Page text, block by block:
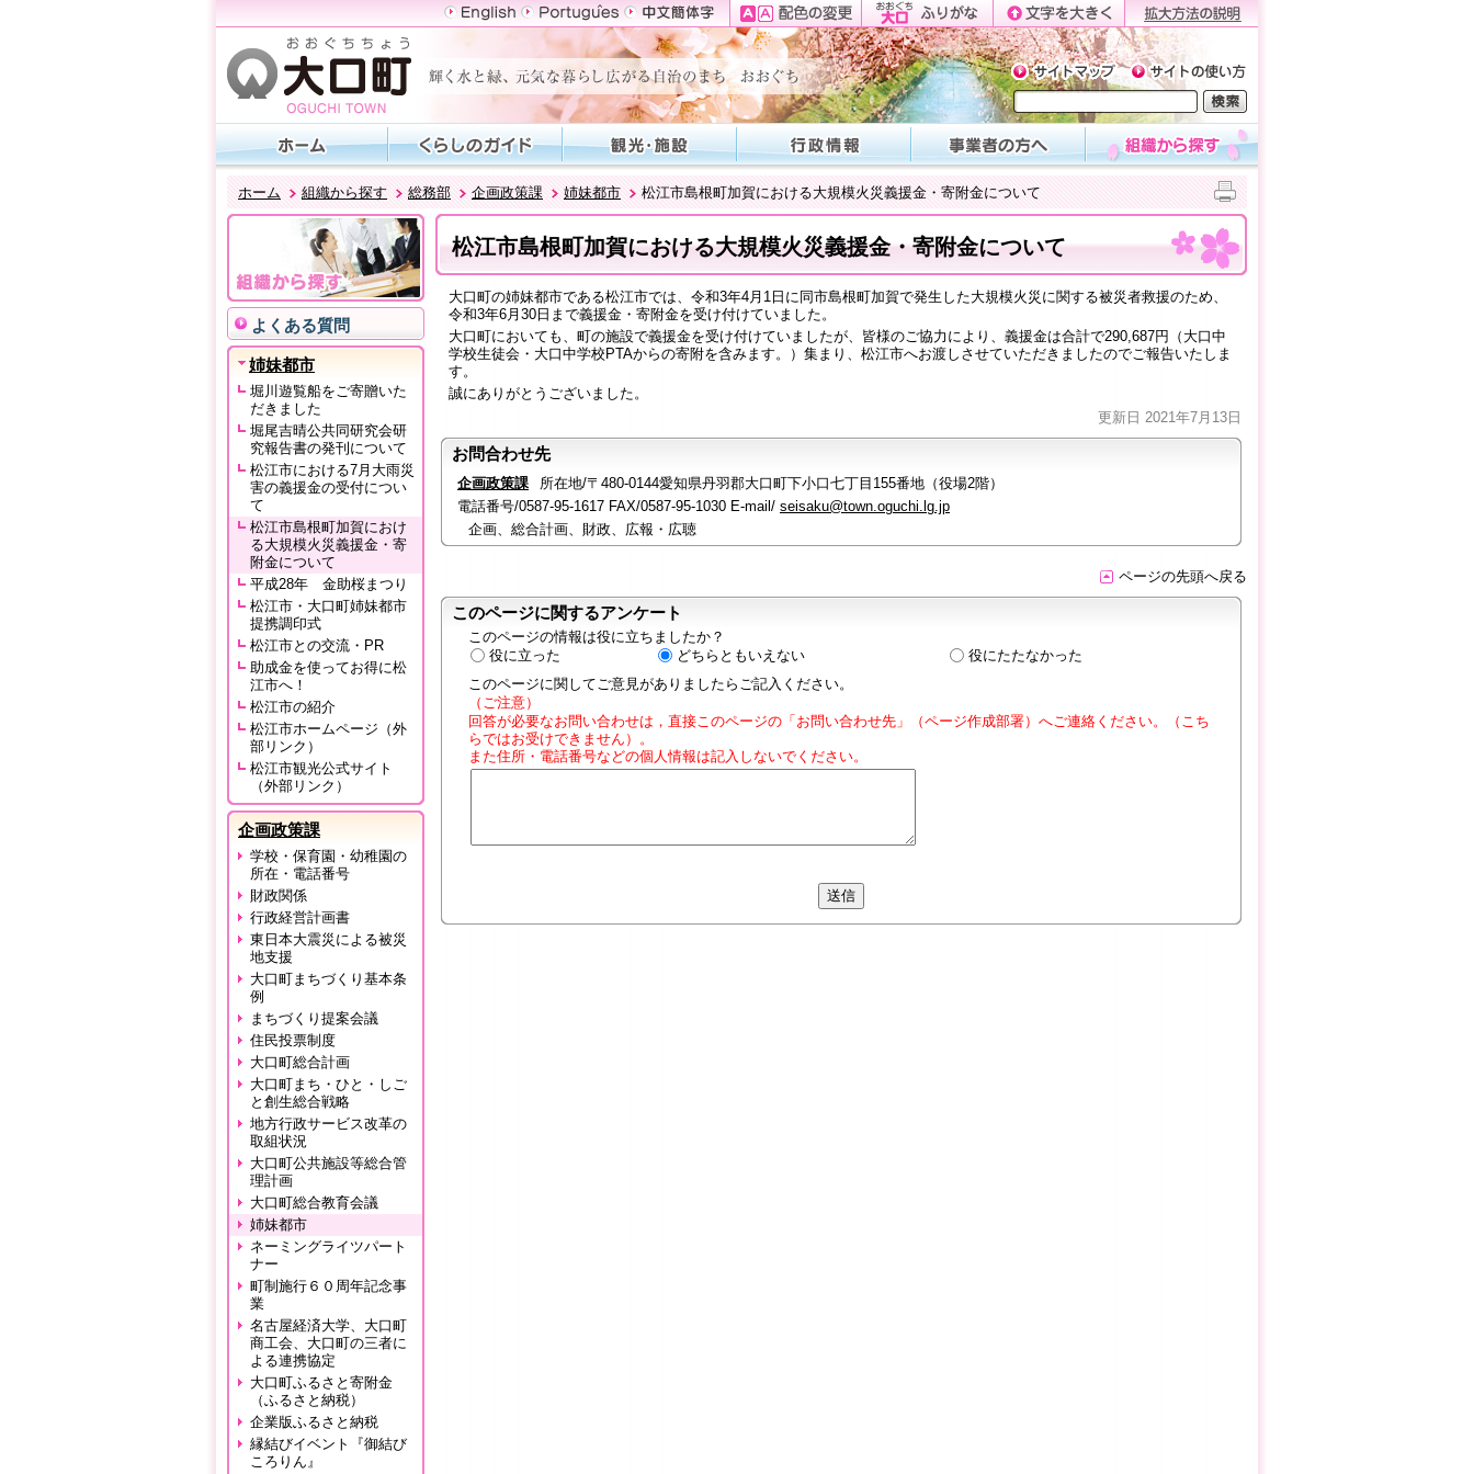
ホーム 組織から探す 総務部 企画政策課 姉妹都市 松江市島根町加賀における大規模火災義援金・寄附金について
よくある質問
姉妹都市
堀川遊覧船をご寄贈いた
だきました
堀尾吉晴公共同研究会研
究報告書の発刊について
松江市における7月大雨災
害の義援金の受付につい
て
松江市島根町加賀におけ
る大規模火災義援金・寄
附金について
平成28年 金助桜まつり
松江市・大口町姉妹都市
提携調印式
松江市との交流・PR
助成金を使ってお得に松
江市へ！
松江市の紹介
松江市ホームページ（外
部リンク）
松江市観光公式サイト
（外部リンク）
企画政策課
学校・保育園・幼稚園の
所在・電話番号
財政関係
行政経営計画書
東日本大震災による被災
地支援
大口町まちづくり基本条
例
まちづくり提案会議
住民投票制度
大口町総合計画
大口町まち・ひと・しご
と創生総合戦略
地方行政サービス改革の
取組状況
大口町公共施設等総合管
理計画
大口町総合教育会議
姉妹都市
ネーミングライツパート
ナー
町制施行６０周年記念事
業
名古屋経済大学、大口町
商工会、大口町の三者に
よる連携協定
大口町ふるさと寄附金
（ふるさと納税）
企業版ふるさと納税
縁結びイベント『御結び
ころりん』
松江市島根町加賀における大規模火災義援金・寄附金について
大口町の姉妹都市である松江市では、令和3年4月1日に同市島根町加賀で発生した大規模火災に関する被災者救援のため、
令和3年6月30日まで義援金・寄附金を受け付けていました。
大口町においても、町の施設で義援金を受け付けていましたが、皆様のご協力により、義援金は合計で290,687円（大口中
学校生徒会・大口中学校PTAからの寄附を含みます。）集まり、松江市へお渡しさせていただきましたのでご報告いたしま
す。
誠にありがとうございました。
更新日 2021年7月13日
お問合わせ先
企画政策課
所在地/〒480-0144愛知県丹羽郡大口町下小口七丁目155番地（役場2階）
電話番号/0587-95-1617 FAX/0587-95-1030 E-mail/ seisaku@town.oguchi.lg.jp
企画、総合計画、財政、広報・広聴
ページの先頭へ戻る
このページに関するアンケート
このページの情報は役に立ちましたか？
役に立った
どちらともいえない
役にたたなかった
このページに関してご意見がありましたらご記入ください。
（ご注意）
回答が必要なお問い合わせは，直接このページの「お問い合わせ先」（ページ作成部署）へご連絡ください。（こち
らではお受けできません）。
また住所・電話番号などの個人情報は記入しないでください。